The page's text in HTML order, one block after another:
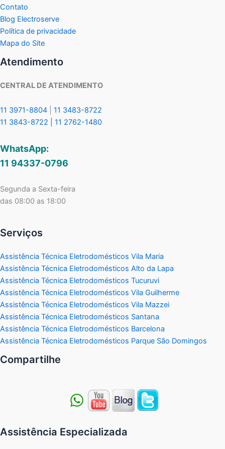
Contato
Blog Electroserve
Política de privacidade
Mapa do Site
Atendimento
CENTRAL DE ATENDIMENTO
11 3971-8804
11 3483-8722
11 3843-8722 | 11 2762-1480
WhatsApp:
11 94337-0796
Segunda a Sexta-feira
das 08:00 as 18:00
Serviços
Assistência Técnica Eletrodomésticos Vila Maria
Assistência Técnica Eletrodomésticos Alto da Lapa
Assistência Técnica Eletrodomésticos Tucuruvi
Assistência Técnica Eletrodomésticos Vila Guilherme
Assistência Técnica Eletrodomésticos Vila Mazzei
Assistência Técnica Eletrodomésticos Santana
Assistência Técnica Eletrodomésticos Barcelona
Assistência Técnica Eletrodomésticos Parque São Domingos
Compartilhe
Assistência Especializada